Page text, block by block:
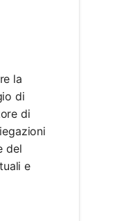
la
di
di
del
e